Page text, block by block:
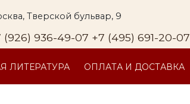
Тверской бульвар, 9
(926) 936-49-07 +7 (495) 691-20-07
ЛИТЕРАТУРА ОПЛАТА И ДОСТАВКА